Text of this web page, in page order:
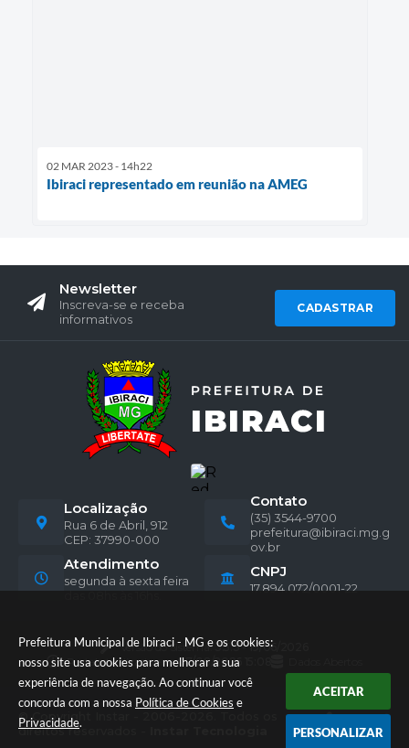
Prefeitura Municipal de Ibiraci - MG e os cookies:
nosso site usa cookies para melhorar a sua
experiência de navegação. Ao continuar você
concorda com a nossa Política de Cookies e
Privacidade.
ACEITAR
PERSONALIZAR
02 MAR 2023 - 14h22
Ibiraci representado em reunião na AMEG
Newsletter
Inscreva-se e receba
informativos
CADASTRAR
Localização
Rua 6 de Abril, 912
CEP: 37990-000
Contato
(35) 3544-9700
prefeitura@ibiraci.mg.g
ov.br
Atendimento
segunda à sexta feira
das 08hs às 16hs.
CNPJ
17.894.072/0001-22
Versão do Sistema: 3.5.3 - 19/06/2026
Portal atualizado em:07/08/2026 15:08
© Copyright Instar - 2006-2026. Todos os
direitos reservados -